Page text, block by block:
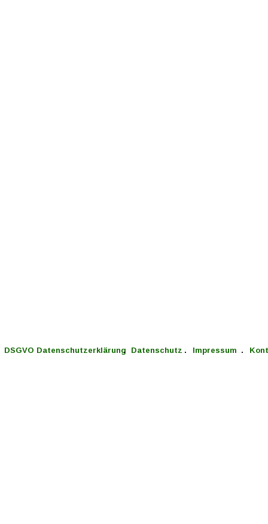
DSGVO Datenschutzerklärung . Datenschutz . Impressum .